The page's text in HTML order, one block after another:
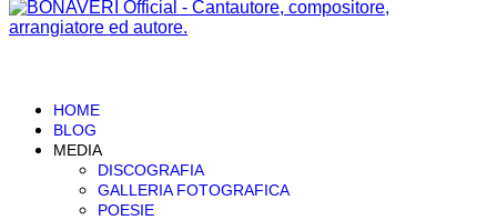
HOME
BLOG
MEDIA
DISCOGRAFIA
GALLERIA FOTOGRAFICA
POESIE